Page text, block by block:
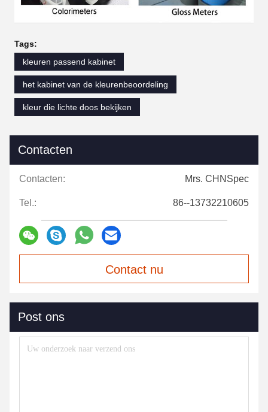
Tags:
kleuren passend kabinet
het kabinet van de kleurenbeoordeling
kleur die lichte doos bekijken
Contacten
Contacten: Mrs. CHNSpec
Tel.: 86--13732210605
Contact nu
Post ons